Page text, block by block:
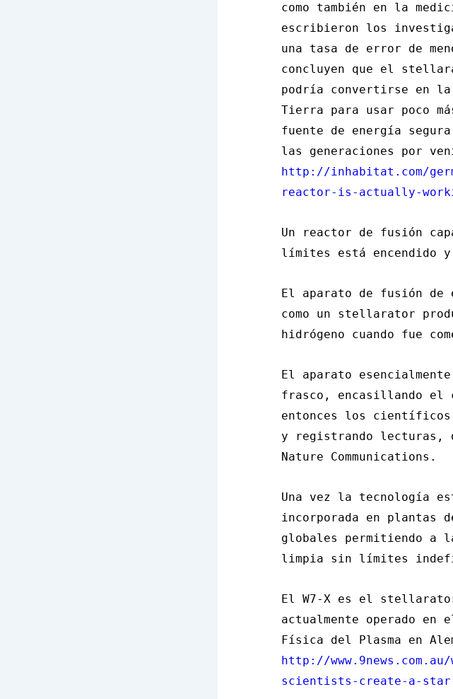
como también en la
escribieron los
una tasa de error de
concluyen que el
podría convertirse en
Tierra para usar poco
fuente de energía
las generaciones por
http://inhabitat.com/
reactor-is-actually-
Un reactor de fusión
límites está encendido y
El aparato de fusión de
como un stellarator
hidrógeno cuando fue
El aparato
frasco, encasillando el
entonces los científicos
y registrando lecturas,
Nature Communications.
Una vez la tecnología
incorporada en plantas
globales permitiendo a
limpia sin límites
El W7-X es el stellarator
actualmente operado
Física del Plasma en
http://
scientists-create-a-star-